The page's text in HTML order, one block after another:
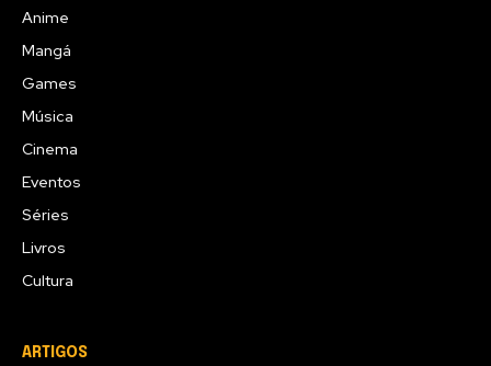
Anime
Mangá
Games
Música
Cinema
Eventos
Séries
Livros
Cultura
ARTIGOS